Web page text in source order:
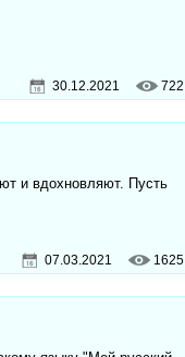
30.12.2021 722
и вдохновляют. Пусть
07.03.2021 1625